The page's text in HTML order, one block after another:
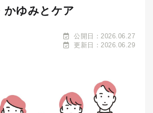
かゆみとケア
公開日：2026.06.27
更新日：2026.06.29